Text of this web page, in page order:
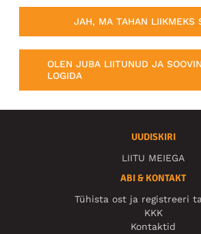
JAH, MA TAHAN LIIKMEKS
OLEN JUBA LIITUNUD JA
LOGIDA
UUDISKIRI
LIITU MEIEGA
ABI & KONTAKT
Tühista ost ja registreeri
KKK
Kontaktid